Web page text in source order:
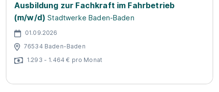
Ausbildung zur Fachkraft im Fahrbetrieb
(m/w/d) Stadtwerke Baden-Baden
01.09.2026
76534 Baden-Baden
1.293 - 1.464 € pro Monat